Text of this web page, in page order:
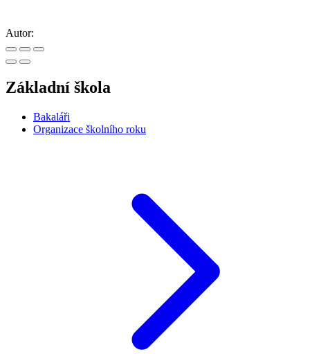
Autor:
Základní škola
Bakaláři
Organizace školního roku